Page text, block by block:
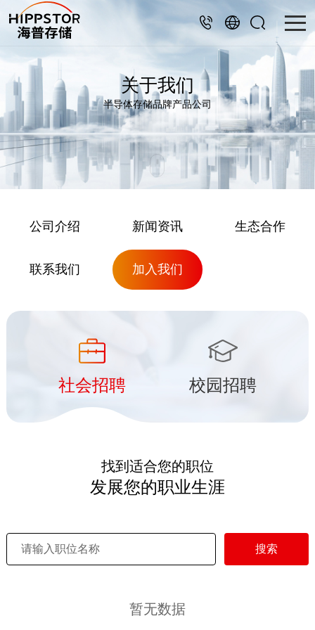
关于我们
半导体存储品牌产品公司
公司介绍 新闻资讯 生态合作
联系我们 加入我们
社会招聘 校园招聘
找到适合您的职位
发展您的职业生涯
搜索
暂无数据